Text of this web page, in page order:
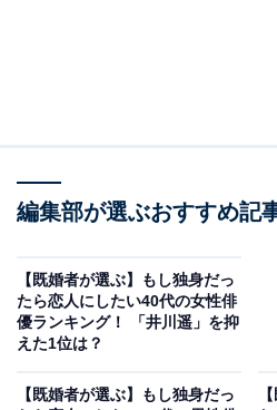
さんが演じる佐倉想の恋人・青
巡礼でロケ地を訪れる人が後を
作品になりました。
好き（50代男性／千葉県）」
編集部が選ぶおすすめ記
【既婚者が選ぶ】もし独身だっ
たら恋人にしたい40代の女性俳
優ランキング！ 「井川遥」を抑
えた1位は？
【既婚者が選ぶ】もし独身だっ